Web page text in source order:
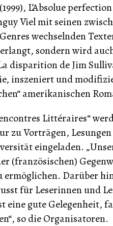
L’Absolue
Viel mit seinen
wechselnden
sondern wird
disparition de Jim
inszeniert und
amerikanischen
Littéraires“
zu Vorträgen,
eingeladen.
(französischen)
ermöglichen. Darüber
für Leserinnen und
gute Gelegenheit,
so die Organisatoren.